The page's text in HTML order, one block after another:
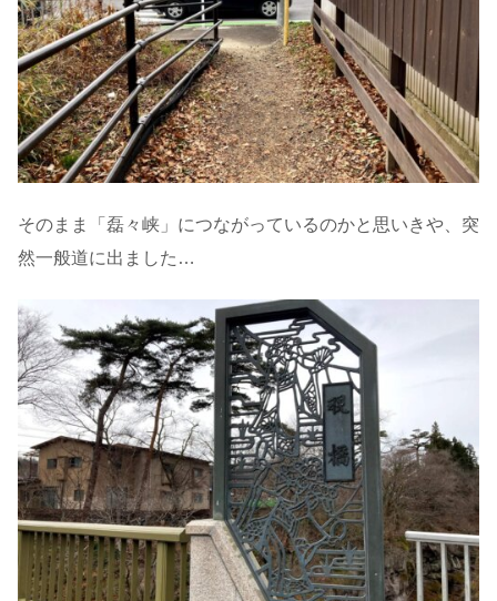
そのまま「磊々峡」につながっているのかと思いきや、突
然一般道に出ました…